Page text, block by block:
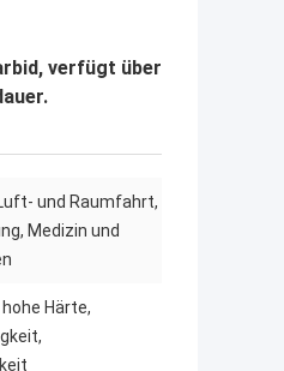
verfügt über
und Raumfahrt,
Medizin und
Härte,